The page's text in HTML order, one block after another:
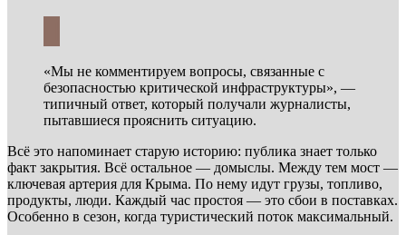
«Мы не комментируем вопросы, связанные с
безопасностью критической инфраструктуры», —
типичный ответ, который получали журналисты,
пытавшиеся прояснить ситуацию.
Всё это напоминает старую историю: публика знает только
факт закрытия. Всё остальное — домыслы. Между тем мост —
ключевая артерия для Крыма. По нему идут грузы, топливо,
продукты, люди. Каждый час простоя — это сбои в поставках.
Особенно в сезон, когда туристический поток максимальный.